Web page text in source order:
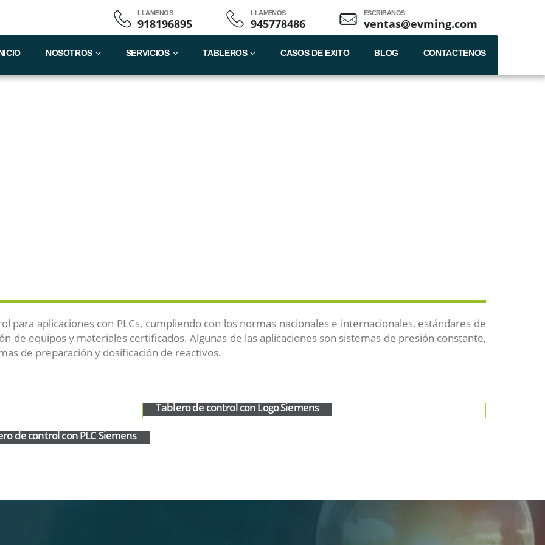
LLAMENOS
918196895
LLAMENOS
945778486
ESCRIBANOS
ventas@evming.com
NOSOTROS SERVICIOS TABLEROS CASOS DE EXITO BLOG CONTACTENOS
para aplicaciones con PLCs, cumpliendo con los normas nacionales e internacionales, estándares de
de equipos y materiales certificados. Algunas de las aplicaciones son sistemas de presión constante,
de preparación y dosificación de reactivos.
Tablero de control con Logo Siemens
de control con PLC Siemens